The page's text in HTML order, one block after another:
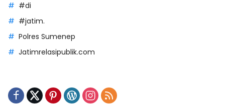
#di
#jatim.
Polres Sumenep
Jatimrelasipublik.com